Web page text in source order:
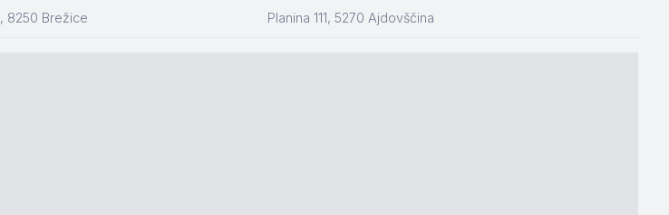
, 8250 Brežice Planina 111, 5270 Ajdovščina